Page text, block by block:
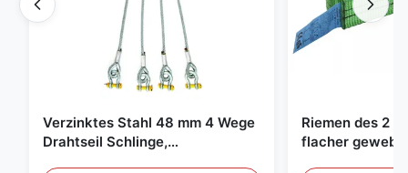
Verzinktes Stahl 48 mm 4 Wege
Drahtseil Schlinge,
Riemen des 2
flacher